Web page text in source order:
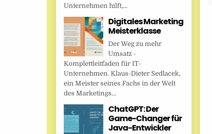
Unternehmen hilft,...
Digitales Marketing
Meisterklasse
Der Weg zu mehr
Umsatz -
Komplettleitfaden für IT-
Unternehmen. Klaus-Dieter Sedlacek,
ein Meister seines Fachs in der Welt
des Marketings...
ChatGPT: Der
Game-Changer für
Java-Entwickler